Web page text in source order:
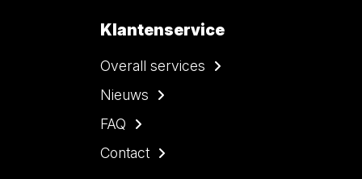
Klantenservice
Overall services
Nieuws
FAQ
Contact